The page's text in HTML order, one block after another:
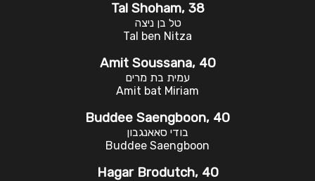
Tal Shoham, 38
טל בן ניצה
Tal ben Nitza
Amit Soussana, 40
עמית בת מרים
Amit bat Miriam
Buddee Saengboon, 40
בודי סאאנגבון
Buddee Saengboon
Hagar Brodutch, 40